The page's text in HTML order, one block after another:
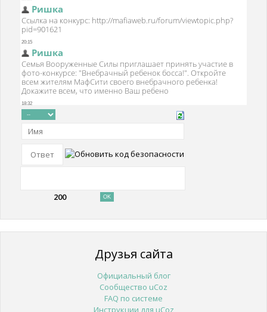
200
Друзья сайта
Официальный блог
Сообщество uCoz
FAQ по системе
Инструкции для uCoz